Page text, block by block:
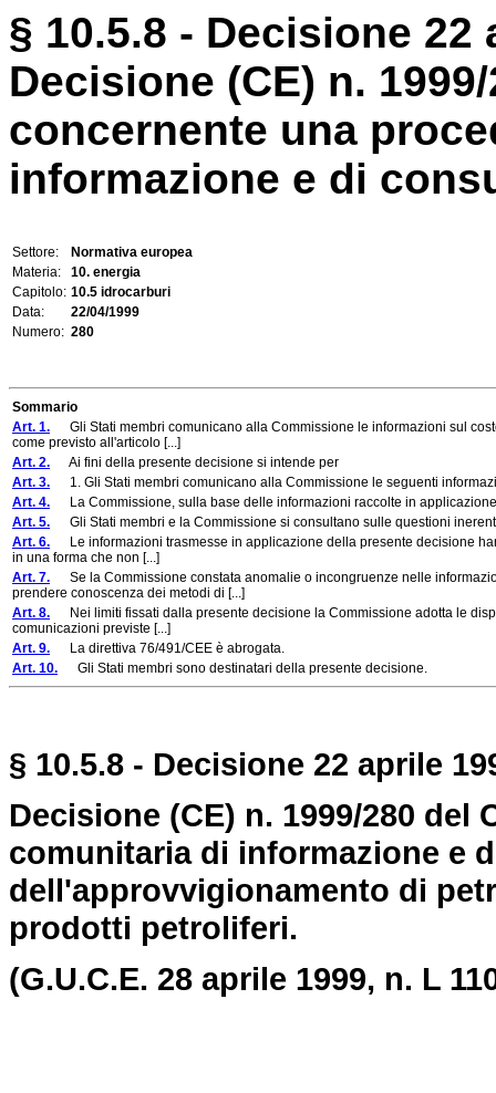
§ 10.5.8 - Decisione 22
Decisione (CE) n.
concernente una
informazione e di
Settore:
Normativa europea
Materia:
10. energia
Capitolo: 10.5 idrocarburi
Data:
22/04/1999
Numero: 280
Sommario
Art. 1. Gli Stati membri comunicano alla Commissione le informazioni sul
come previsto all'articolo [...]
Art. 2. Ai fini della presente decisione si intende per
Art. 3. 1. Gli Stati membri comunicano alla Commissione le seguenti
Art. 4. La Commissione, sulla base delle informazioni raccolte in
Art. 5. Gli Stati membri e la Commissione si consultano sulle questioni
Art. 6. Le informazioni trasmesse in applicazione della presente decisione
in una forma che non [...]
Art. 7. Se la Commissione constata anomalie o incongruenze nelle
prendere conoscenza dei metodi di [...]
Art. 8. Nei limiti fissati dalla presente decisione la Commissione adotta le
comunicazioni previste [...]
Art. 9. La direttiva 76/491/CEE è abrogata.
Art. 10. Gli Stati membri sono destinatari della presente decisione.
§ 10.5.8 - Decisione 22 aprile
Decisione (CE) n. 1999/280
comunitaria di informazione e
dell'approvvigionamento di
prodotti petroliferi.
(G.U.C.E. 28 aprile 1999, n. L